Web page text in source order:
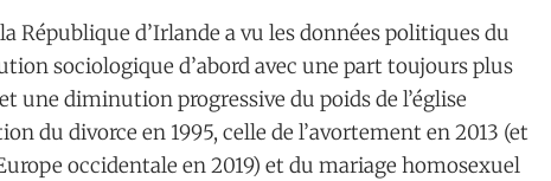
République d’Irlande a vu les données politiques du
sociologique d’abord avec une part toujours plus
une diminution progressive du poids de l’église
du divorce en 1995, celle de l’avortement en 2013 (et
occidentale en 2019) et du mariage homosexuel